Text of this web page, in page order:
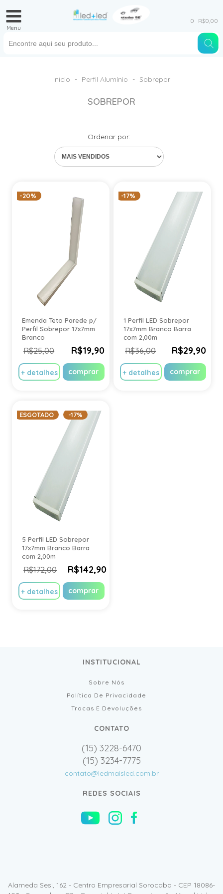
Menu
0 R$0,00
Início - Perfil Alumínio - Sobrepor
SOBREPOR
Ordenar por:
-20%
Emenda Teto Parede p/
Perfil Sobrepor 17x7mm
Branco
R$25,00 R$19,90
+ detalhes comprar
-17%
1 Perfil LED Sobrepor
17x7mm Branco Barra
com 2,00m
R$36,00 R$29,90
+ detalhes comprar
ESGOTADO -17%
5 Perfil LED Sobrepor
17x7mm Branco Barra
com 2,00m
R$172,00 R$142,90
+ detalhes comprar
INSTITUCIONAL
Sobre Nós
Política De Privacidade
Trocas E Devoluções
CONTATO
(15) 3228-6470
(15) 3234-7775
contato@ledmaisled.com.br
REDES SOCIAIS
Alameda Sesi, 162 - Centro Empresarial Sorocaba - CEP 18086-